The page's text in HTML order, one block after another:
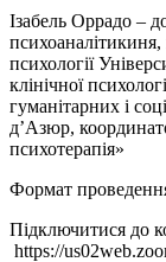
Ізабель Оррадо –
психоаналітикиня,
психології
клінічної
гуманітарних і
д’Азюр,
психотерапія»
Формат
Підключитися до
https://